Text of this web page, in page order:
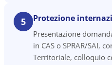
5 Protezione
Presentazione
in CAS o SPRAR/SAI,
Territoriale, colloquio